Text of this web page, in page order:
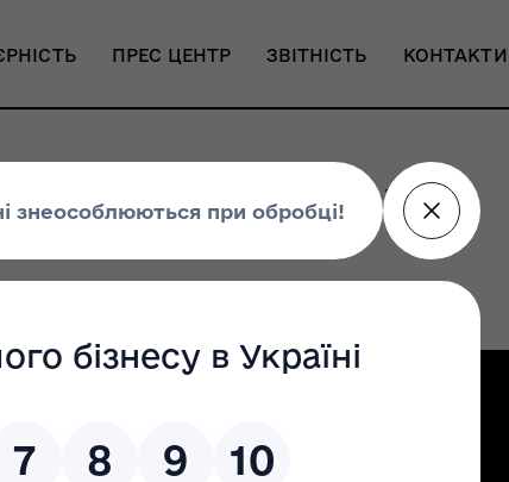
ПРЕС ЦЕНТР ЗВІТНІСТЬ КОНТАКТИ
кінофестивалю
Налаштування доступності